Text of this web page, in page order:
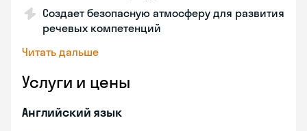
Создает безопасную атмосферу для развития
речевых компетенций
Читать дальше
Услуги и цены
Английский язык